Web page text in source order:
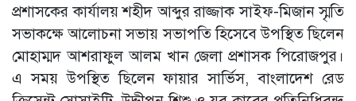
প্রশাসকের কার্যালয় শহীদ আব্দুর রাজ্জাক সাইফ-মিজান স্মৃতি
সভাকক্ষে আলোচনা সভায় সভাপতি হিসেবে উপস্থিত ছিলেন
মোহাম্মদ আশরাফুল আলম খান জেলা প্রশাসক পিরোজপুর।
এ সময় উপস্থিত ছিলেন ফায়ার সার্ভিস, বাংলাদেশ রেড